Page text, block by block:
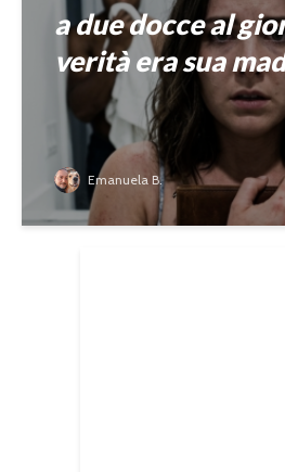
a due docce al
verità era sua
Emanuela B.